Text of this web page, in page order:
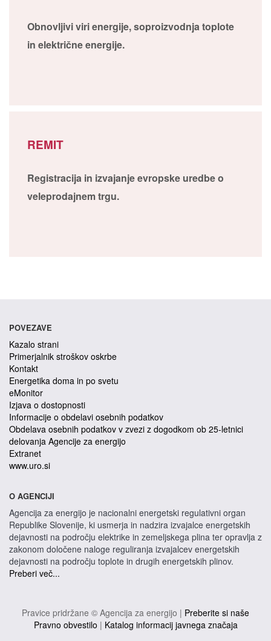
Obnovljivi viri energije, soproizvodnja toplote
in električne energije.
REMIT
Registracija in izvajanje evropske uredbe o
veleprodajnem trgu.
POVEZAVE
Kazalo strani
Primerjalnik stroškov oskrbe
Kontakt
Energetika doma in po svetu
eMonitor
Izjava o dostopnosti
Informacije o obdelavi osebnih podatkov
Obdelava osebnih podatkov v zvezi z dogodkom ob 25-letnici
delovanja Agencije za energijo
Extranet
www.uro.si
O AGENCIJI
Agencija za energijo je nacionalni energetski regulativni organ
Republike Slovenije, ki usmerja in nadzira izvajalce energetskih
dejavnosti na področju elektrike in zemeljskega plina ter opravlja z
zakonom določene naloge reguliranja izvajalcev energetskih
dejavnosti na področju toplote in drugih energetskih plinov.
Preberi več...
Pravice pridržane © Agencija za energijo | Preberite si naše
Pravno obvestilo | Katalog informacij javnega značaja